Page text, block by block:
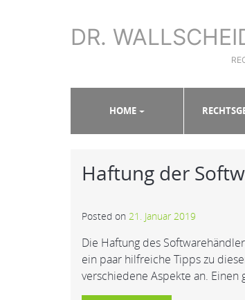
DR.
HOME
Haftung der
Posted on 21. Januar 2019
Die Haftung des
ein paar hilfreiche Tipps zu
verschiedene Aspekte an.